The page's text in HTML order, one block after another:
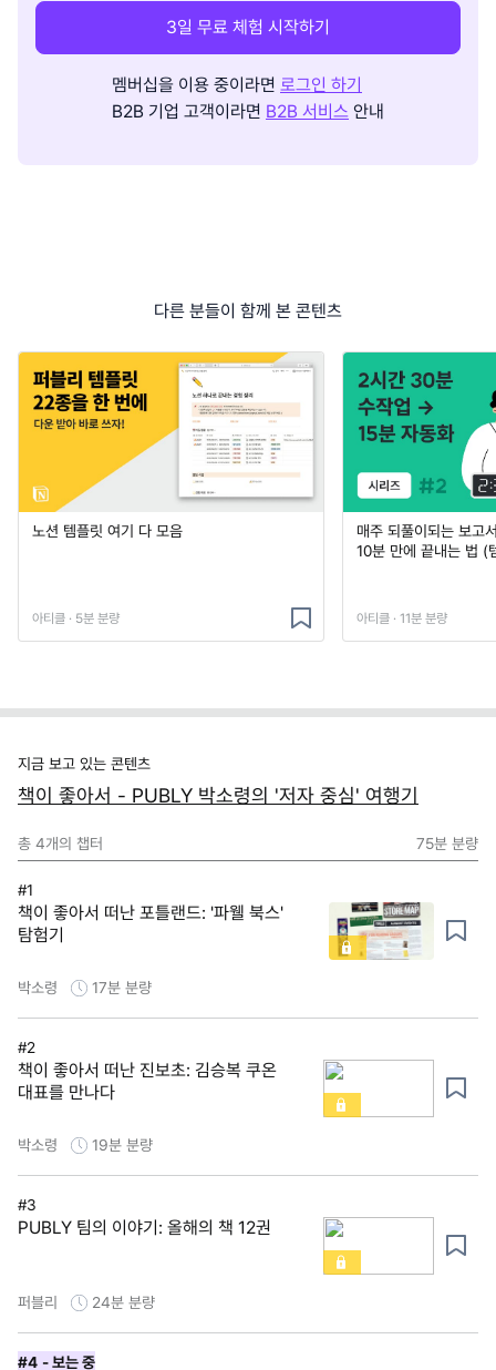
3일 무료 체험 시작하기
멤버십을 이용 중이라면 로그인 하기
B2B 기업 고객이라면 B2B 서비스 안내
다른 분들이 함께 본 콘텐츠
노션 템플릿 여기 다 모음
아티클 · 5분 분량
매주 되풀이되는 보고
10분 만에 끝내는 법 (
아티클 · 11분 분량
지금 보고 있는 콘텐츠
책이 좋아서 - PUBLY 박소령의 '저자 중심' 여행기
총 4개의 챕터 75분 분량
#1
책이 좋아서 떠난 포틀랜드: '파웰 북스'
탐험기
박소령 17분 분량
#2
책이 좋아서 떠난 진보초: 김승복 쿠온
대표를 만나다
박소령 19분 분량
#3
PUBLY 팀의 이야기: 올해의 책 12권
퍼블리 24분 분량
#4 - 보는 중